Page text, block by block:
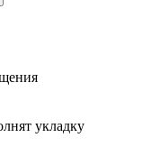
укладку